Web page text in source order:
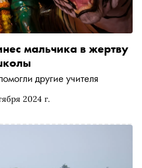
2024 г.
мальчика в жертву
другие учителя